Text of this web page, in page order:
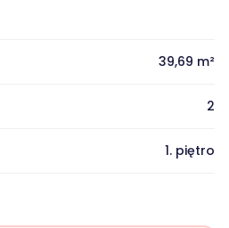
39,69 m²
2
1. piętro